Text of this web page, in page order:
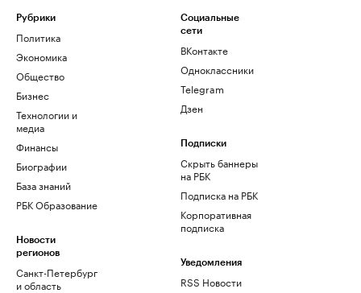
Рубрики
Политика
Экономика
Общество
Бизнес
Технологии и
медиа
Финансы
Биографии
База знаний
РБК Образование
Новости
регионов
Санкт-Петербург
и область
Социальные
сети
ВКонтакте
Одноклассники
Telegram
Дзен
Подписки
Скрыть баннеры
на РБК
Подписка на РБК
Корпоративная
подписка
Уведомления
RSS Новости